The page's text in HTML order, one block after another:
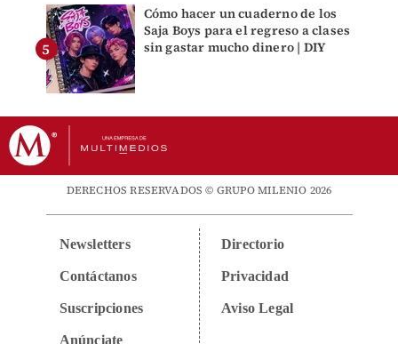
Cómo hacer un cuaderno de los
Saja Boys para el regreso a clases
sin gastar mucho dinero | DIY
DERECHOS RESERVADOS © GRUPO MILENIO 2026
Newsletters
Contáctanos
Suscripciones
Anúnciate
Directorio
Privacidad
Aviso Legal